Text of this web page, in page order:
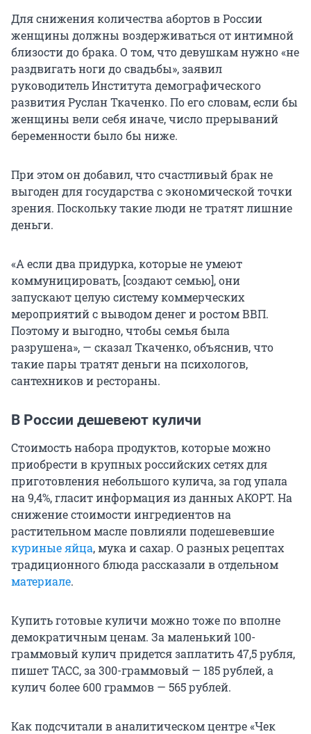
Для снижения количества абортов в России
женщины должны воздерживаться от интимной
близости до брака. О том, что девушкам нужно «не
раздвигать ноги до свадьбы», заявил
руководитель Института демографического
развития Руслан Ткаченко. По его словам, если бы
женщины вели себя иначе, число прерываний
беременности было бы ниже.
При этом он добавил, что счастливый брак не
выгоден для государства с экономической точки
зрения. Поскольку такие люди не тратят лишние
деньги.
«А если два придурка, которые не умеют
коммуницировать, [создают семью], они
запускают целую систему коммерческих
мероприятий с выводом денег и ростом ВВП.
Поэтому и выгодно, чтобы семья была
разрушена», — сказал Ткаченко, объяснив, что
такие пары тратят деньги на психологов,
сантехников и рестораны.
В России дешевеют куличи
Стоимость набора продуктов, которые можно
приобрести в крупных российских сетях для
приготовления небольшого кулича, за год упала
на 9,4%, гласит информация из данных АКОРТ. На
снижение стоимости ингредиентов на
растительном масле повлияли подешевевшие
куриные яйца, мука и сахар. О разных рецептах
традиционного блюда рассказали в отдельном
материале.
Купить готовые куличи можно тоже по вполне
демократичным ценам. За маленький 100-
граммовый кулич придется заплатить 47,5 рубля,
пишет ТАСС, за 300-граммовый — 185 рублей, а
кулич более 600 граммов — 565 рублей.
Как подсчитали в аналитическом центре «Чек